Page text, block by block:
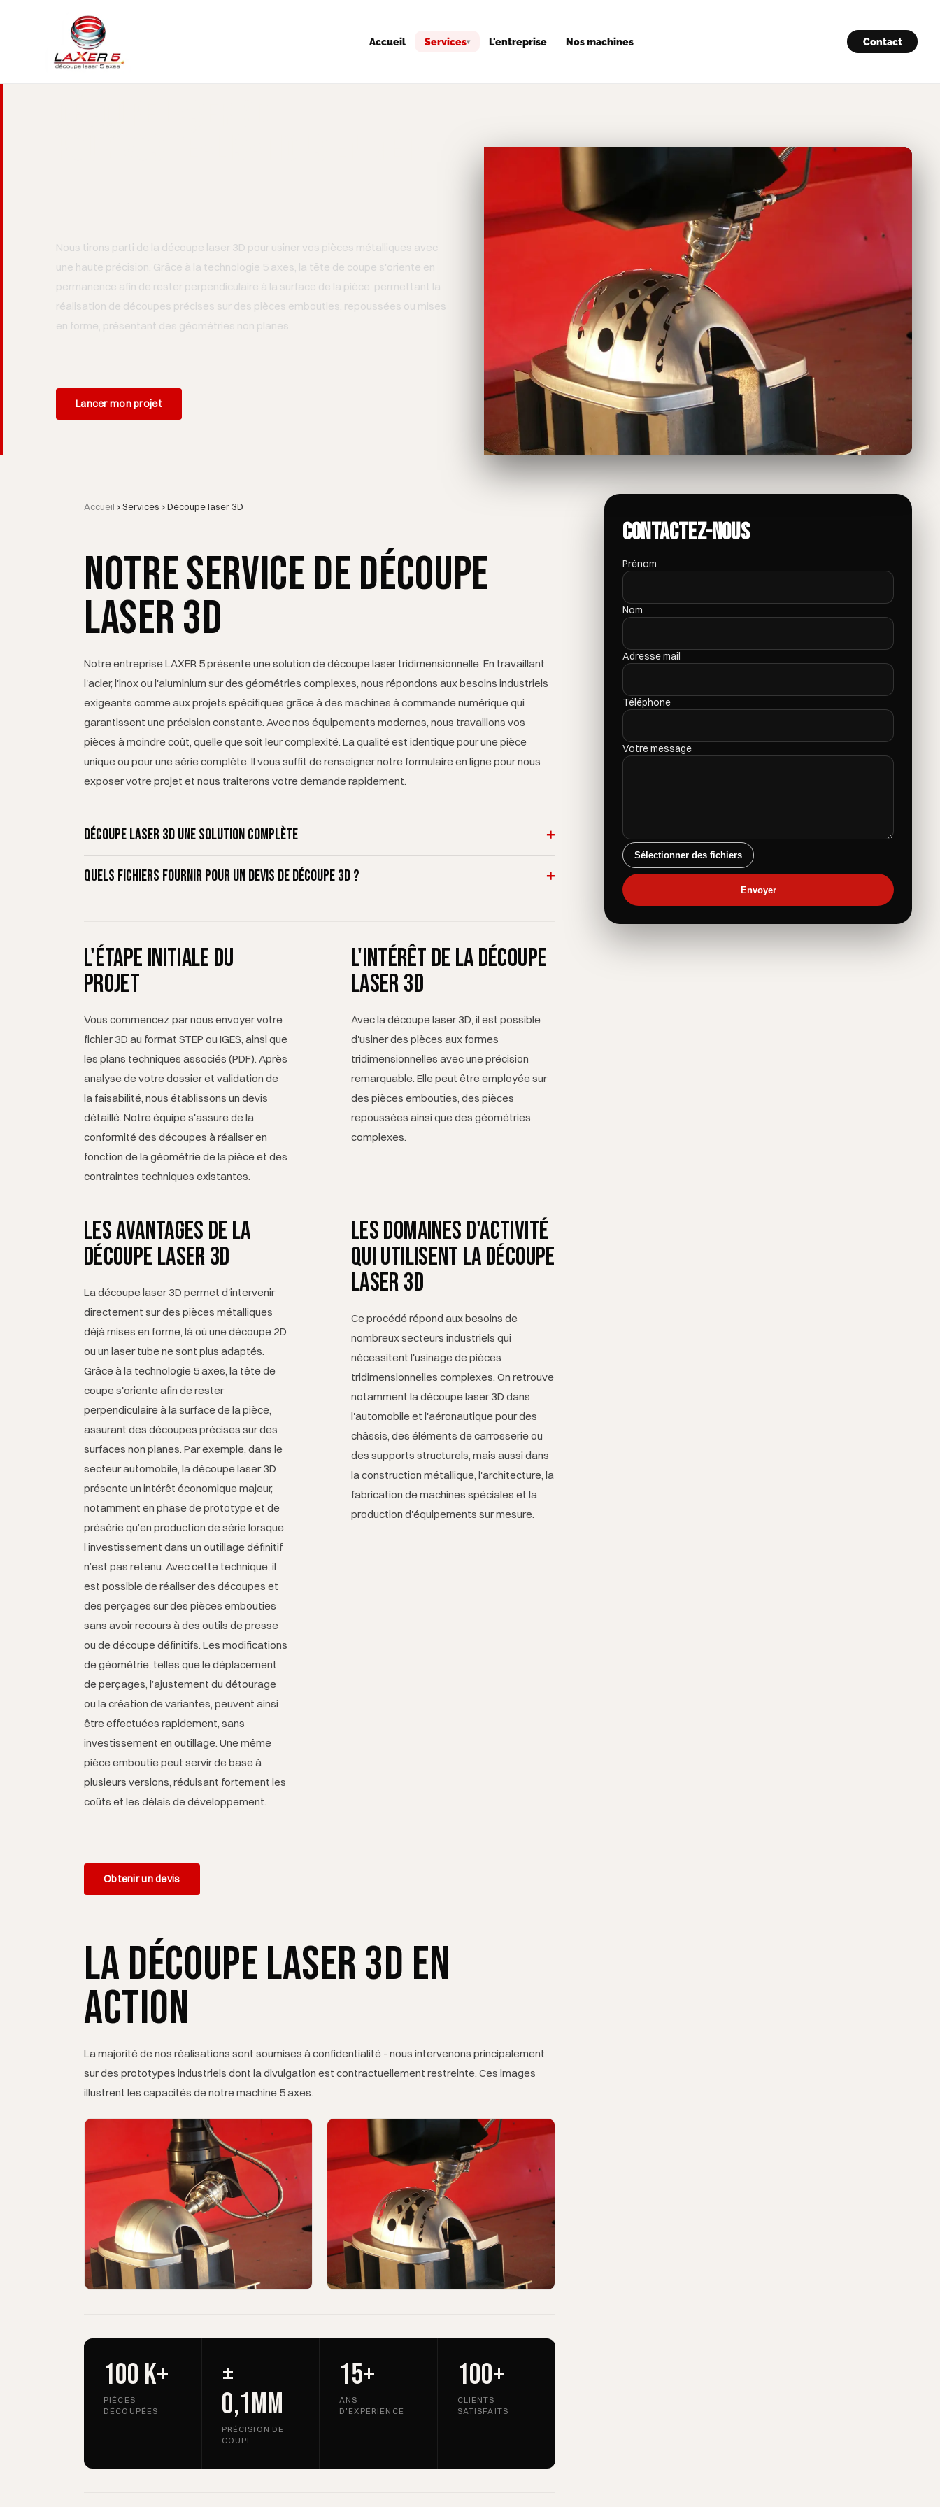
Accueil Services▾ L'entreprise Nos machines Contact
Nous tirons parti de la découpe laser 3D pour usiner vos pièces métalliques avec
une haute précision. Grâce à la technologie 5 axes, la tête de coupe s'oriente en
permanence afin de rester perpendiculaire à la surface de la pièce, permettant la
réalisation de découpes précises sur des pièces embouties, repoussées ou mises
en forme, présentant des géométries non planes.
Lancer mon projet
Accueil ›Services ›Découpe laser 3D
Notre service de découpe
laser 3D
Notre entreprise LAXER 5 présente une solution de découpe laser tridimensionnelle. En travaillant
l'acier, l'inox ou l'aluminium sur des géométries complexes, nous répondons aux besoins industriels
exigeants comme aux projets spécifiques grâce à des machines à commande numérique qui
garantissent une précision constante. Avec nos équipements modernes, nous travaillons vos
pièces à moindre coût, quelle que soit leur complexité. La qualité est identique pour une pièce
unique ou pour une série complète. Il vous suffit de renseigner notre formulaire en ligne pour nous
exposer votre projet et nous traiterons votre demande rapidement.
Découpe laser 3D une solution complète +
La découpe laser 3D est une technologie de pointe pour l'usinage de pièces aux formes
tridimensionnelles. Les éléments métalliques, quelle que soit leur géométrie, sont découpés avec
précision au sein de notre atelier de production basé en France. Nous honorons chaque demande, qu'il
Quels fichiers fournir pour un devis de découpe 3D ? +
découpe — ainsi qu'un plan PDF précisant les tolérances et points d'attention particuliers.
L'étape initiale du
projet
Vous commencez par nous envoyer votre
fichier 3D au format STEP ou IGES, ainsi que
les plans techniques associés (PDF). Après
analyse de votre dossier et validation de
la faisabilité, nous établissons un devis
détaillé. Notre équipe s'assure de la
conformité des découpes à réaliser en
fonction de la géométrie de la pièce et des
contraintes techniques existantes.
L'intérêt de la découpe
laser 3D
Avec la découpe laser 3D, il est possible
d'usiner des pièces aux formes
tridimensionnelles avec une précision
remarquable. Elle peut être employée sur
des pièces embouties, des pièces
repoussées ainsi que des géométries
complexes.
Les avantages de la
découpe laser 3D
La découpe laser 3D permet d'intervenir
directement sur des pièces métalliques
déjà mises en forme, là où une découpe 2D
ou un laser tube ne sont plus adaptés.
Grâce à la technologie 5 axes, la tête de
coupe s'oriente afin de rester
perpendiculaire à la surface de la pièce,
assurant des découpes précises sur des
surfaces non planes. Par exemple, dans le
secteur automobile, la découpe laser 3D
présente un intérêt économique majeur,
notamment en phase de prototype et de
présérie qu’en production de série lorsque
l’investissement dans un outillage définitif
n’est pas retenu. Avec cette technique, il
est possible de réaliser des découpes et
des perçages sur des pièces embouties
sans avoir recours à des outils de presse
ou de découpe définitifs. Les modifications
de géométrie, telles que le déplacement
de perçages, l’ajustement du détourage
ou la création de variantes, peuvent ainsi
être effectuées rapidement, sans
investissement en outillage. Une même
pièce emboutie peut servir de base à
plusieurs versions, réduisant fortement les
coûts et les délais de développement.
Les domaines d'activité
qui utilisent la découpe
laser 3D
Ce procédé répond aux besoins de
nombreux secteurs industriels qui
nécessitent l'usinage de pièces
tridimensionnelles complexes. On retrouve
notamment la découpe laser 3D dans
l'automobile et l'aéronautique pour des
châssis, des éléments de carrosserie ou
des supports structurels, mais aussi dans
la construction métallique, l'architecture, la
fabrication de machines spéciales et la
production d'équipements sur mesure.
Obtenir un devis
La découpe laser 3D en
action
La majorité de nos réalisations sont soumises à confidentialité - nous intervenons principalement
sur des prototypes industriels dont la divulgation est contractuellement restreinte. Ces images
illustrent les capacités de notre machine 5 axes.
100 k+
PIÈCES
DÉCOUPÉES
±
0,1mm
PRÉCISION DE
COUPE
15+
ANS
D'EXPÉRIENCE
100+
CLIENTS
SATISFAITS
Contactez-nous
Prénom
Nom
Adresse mail
Téléphone
Votre message
Sélectionner des fichiers
Envoyer